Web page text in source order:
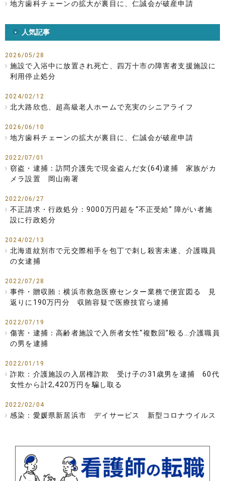
地方歯科チェーンの拡大が裏目に、仁誠会が破産申請
人気記事
2026/05/28
施設で入浴中に放置され死亡、四万十市の障害者支援施設に
利用停止処分
2024/02/12
北大路欣也、超高級老人ホームで充実のシニアライフ
2026/06/10
地方歯科チェーンの拡大が裏目に、仁誠会が破産申請
2022/07/01
窃盗・逮捕：訪問介護先で現金盗んだ女(64)逮捕 家族がカ
メラ設置 岡山南署
2022/06/27
不正請求・行政処分：9000万円超を“不正受給” 障がい者施
設に行政処分
2024/02/13
北海道紋別市で元交際相手を包丁で刺し殺害未遂、介護職員
の女逮捕
2022/07/28
事件・贈収賄：横浜市救急医療センター業務で便宜図る 見
返りに190万円分 収賄容疑で医療技官ら逮捕
2022/07/19
傷害・逮捕：高齢者施設で入所者女性“複数回”殴る…介護職員
の男を逮捕
2022/01/19
詐欺：介護施設の入居権詐欺 受け子の31歳男を逮捕 60代
女性から計2,420万円を騙し取る
2022/02/04
感染：愛媛県新居浜市 デイサービス 新型コロナウイルス